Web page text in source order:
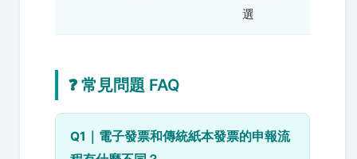
選
❓ 常見問題 FAQ
Q1｜電子發票和傳統紙本發票的申報流